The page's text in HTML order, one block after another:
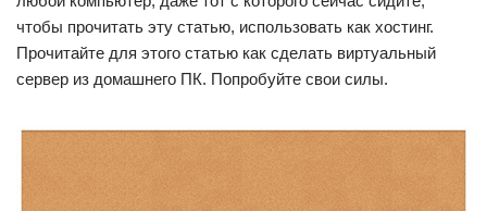
чтобы прочитать эту статью, использовать как хостинг.
Прочитайте для этого статью как сделать виртуальный
сервер из домашнего ПК. Попробуйте свои силы.